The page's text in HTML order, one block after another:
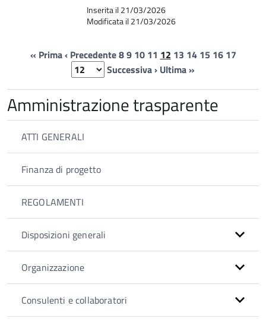
Inserita il 21/03/2026
Modificata il 21/03/2026
« Prima‹ Precedente89 10 11 12 13 14 15 16 17
Successiva › Ultima »
Amministrazione trasparente
ATTI GENERALI
Finanza di progetto
REGOLAMENTI
Disposizioni generali
Organizzazione
Consulenti e collaboratori